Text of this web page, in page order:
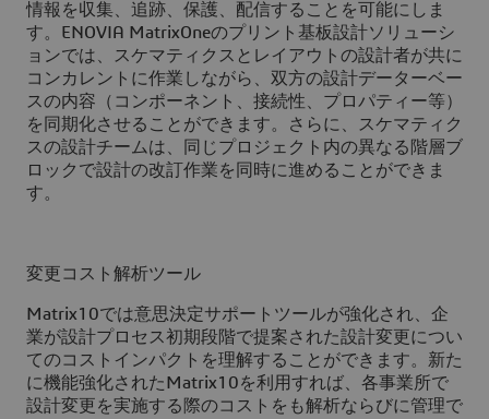
情報を収集、追跡、保護、配信することを可能にしま
す。ENOVIA MatrixOneのプリント基板設計ソリューシ
ョンでは、スケマティクスとレイアウトの設計者が共に
コンカレントに作業しながら、双方の設計データーベー
スの内容（コンポーネント、接続性、プロパティー等）
を同期化させることができます。さらに、スケマティク
スの設計チームは、同じプロジェクト内の異なる階層ブ
ロックで設計の改訂作業を同時に進めることができま
す。
変更コスト解析ツール
Matrix10では意思決定サポートツールが強化され、企
業が設計プロセス初期段階で提案された設計変更につい
てのコストインパクトを理解することができます。新た
に機能強化されたMatrix10を利用すれば、各事業所で
設計変更を実施する際のコストをも解析ならびに管理で